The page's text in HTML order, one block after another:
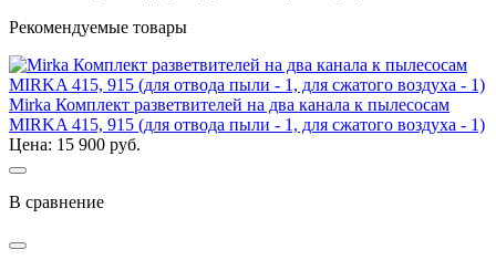
Рекомендуемые товары
Mirka Комплект разветвителей на два канала к пылесосам
MIRKA 415, 915 (для отвода пыли - 1, для сжатого воздуха - 1)
Цена: 15 900 руб.
В сравнение